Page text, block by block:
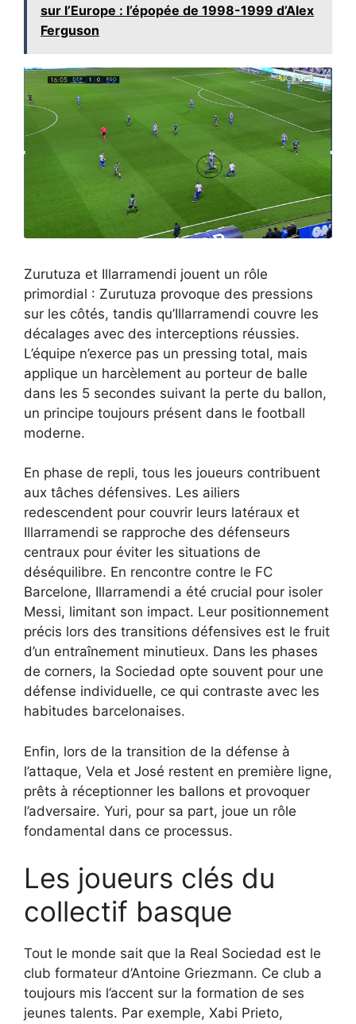
sur l’Europe : l’épopée de 1998-1999 d’Alex
Ferguson
Zurutuza et Illarramendi jouent un rôle
primordial : Zurutuza provoque des pressions
sur les côtés, tandis qu’Illarramendi couvre les
décalages avec des interceptions réussies.
L’équipe n’exerce pas un pressing total, mais
applique un harcèlement au porteur de balle
dans les 5 secondes suivant la perte du ballon,
un principe toujours présent dans le football
moderne.
En phase de repli, tous les joueurs contribuent
aux tâches défensives. Les ailiers
redescendent pour couvrir leurs latéraux et
Illarramendi se rapproche des défenseurs
centraux pour éviter les situations de
déséquilibre. En rencontre contre le FC
Barcelone, Illarramendi a été crucial pour isoler
Messi, limitant son impact. Leur positionnement
précis lors des transitions défensives est le fruit
d’un entraînement minutieux. Dans les phases
de corners, la Sociedad opte souvent pour une
défense individuelle, ce qui contraste avec les
habitudes barcelonaises.
Enfin, lors de la transition de la défense à
l’attaque, Vela et José restent en première ligne,
prêts à réceptionner les ballons et provoquer
l’adversaire. Yuri, pour sa part, joue un rôle
fondamental dans ce processus.
Les joueurs clés du
collectif basque
Tout le monde sait que la Real Sociedad est le
club formateur d’Antoine Griezmann. Ce club a
toujours mis l’accent sur la formation de ses
jeunes talents. Par exemple, Xabi Prieto,